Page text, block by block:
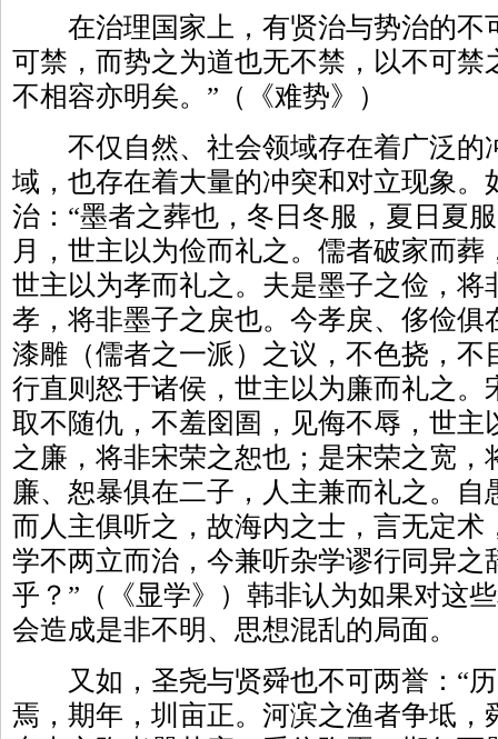
在治理国家上，有贤治与势治的不
可禁，而势之为道也无不禁，以不可
不相容亦明矣。”（《难势》）
不仅自然、社会领域存在着广泛的
域，也存在着大量的冲突和对立现象。
治：“墨者之葬也，冬日冬服，夏日夏
月，世主以为俭而礼之。儒者破家而
世主以为孝而礼之。夫是墨子之俭，将
孝，将非墨子之戾也。今孝戾、侈俭俱
漆雕（儒者之一派）之议，不色挠，不
行直则怒于诸侯，世主以为廉而礼之。
取不随仇，不羞囹圄，见侮不辱，世主
之廉，将非宋荣之恕也；是宋荣之宽，
廉、恕暴俱在二子，人主兼而礼之。
而人主俱听之，故海内之士，言无定
学不两立而治，今兼听杂学谬行同异之
乎？”（《显学》）韩非认为如果对这
会造成是非不明、思想混乱的局面。
又如，圣尧与贤舜也不可两誉：“历
焉，期年，圳亩正。河滨之渔者争坻，